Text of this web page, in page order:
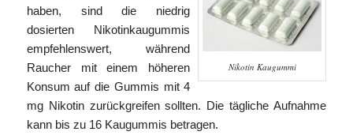
Nikotin Kaugummi
haben, sind die niedrig
dosierten Nikotinkaugummis
empfehlenswert, während
Raucher mit einem höheren
Konsum auf die Gummis mit 4
mg Nikotin zurückgreifen sollten. Die tägliche Aufnahme
kann bis zu 16 Kaugummis betragen.